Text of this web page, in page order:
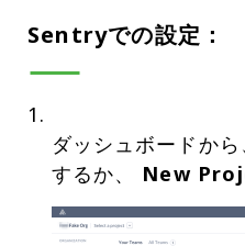
Sentryでの設定：
ダッシュボードか
するか、 New